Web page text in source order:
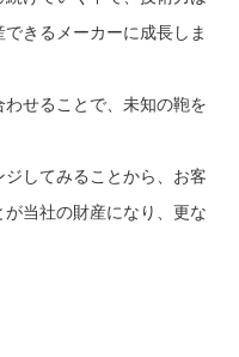
きるメーカーに成長しま
せることで、未知の鞄を
してみることから、お客
当社の財産になり、更な